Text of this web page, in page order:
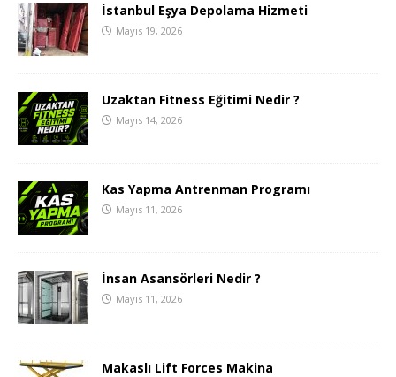
İstanbul Eşya Depolama Hizmeti
Mayıs 19, 2026
Uzaktan Fitness Eğitimi Nedir ?
Mayıs 14, 2026
Kas Yapma Antrenman Programı
Mayıs 11, 2026
İnsan Asansörleri Nedir ?
Mayıs 11, 2026
Makaslı Lift Forces Makina